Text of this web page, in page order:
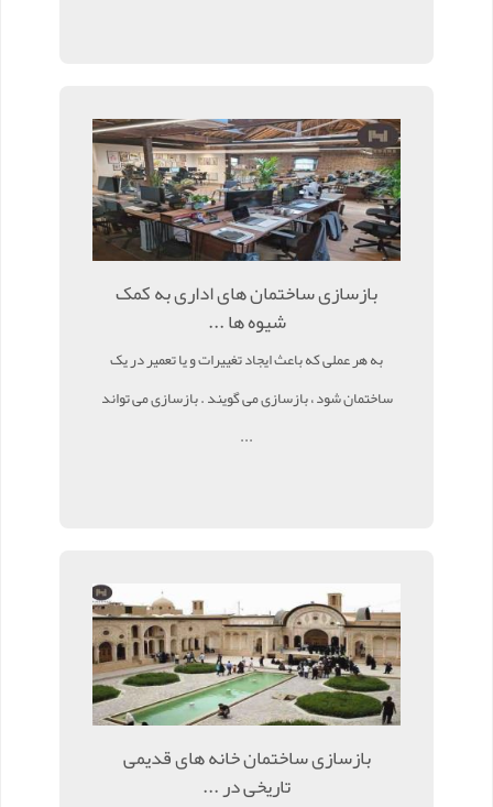
بازسازی ساختمان های اداری به کمک
شیوه ها ...
به هر عملی که باعث ایجاد تغییرات و یا تعمیر در یک
ساختمان شود ، بازسازی می گویند . بازسازی می تواند
...
بازسازی ساختمان خانه های قدیمی
تاریخی در ...